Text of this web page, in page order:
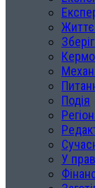
Кермо
Подія
У